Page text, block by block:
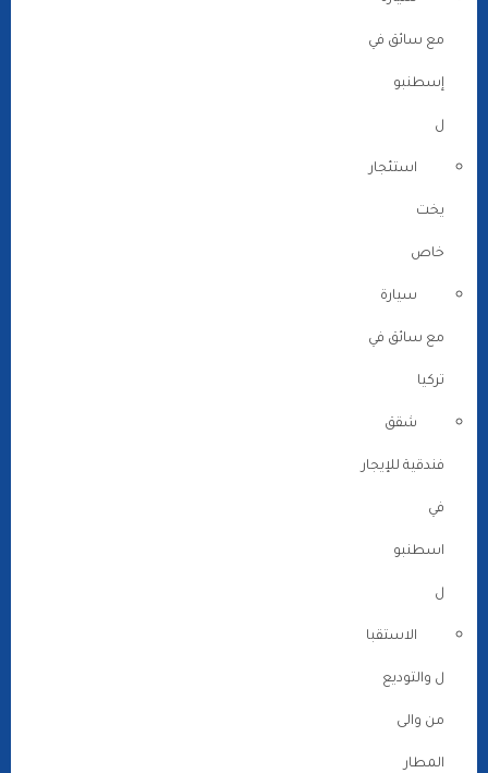
مع سائق في
إسطنبو
ل
استئجار
يخت
خاص
سيارة
مع سائق في
تركيا
شقق
فندقية للإيجار
في
اسطنبو
ل
الاستقبا
ل والتوديع
من والى
المطار